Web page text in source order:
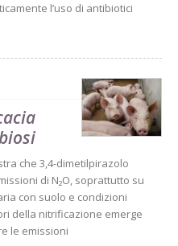
l’uso di antibiotici
che 3,4-dimetilpirazolo
di N₂O, soprattutto su
con suolo e condizioni
della nitrificazione emerge
le emissioni